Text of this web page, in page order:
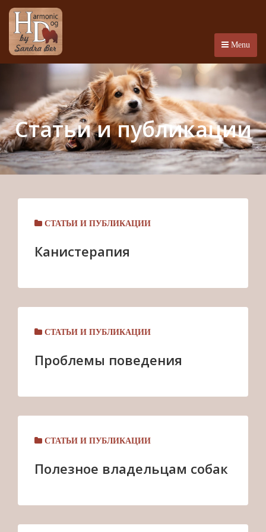
Menu
Статьи и публикации
СТАТЬИ И ПУБЛИКАЦИИ
Канистерапия
СТАТЬИ И ПУБЛИКАЦИИ
Проблемы поведения
СТАТЬИ И ПУБЛИКАЦИИ
Полезное владельцам собак